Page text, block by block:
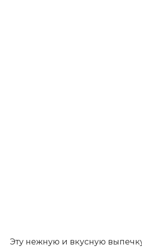
Эту нежную и вкусную